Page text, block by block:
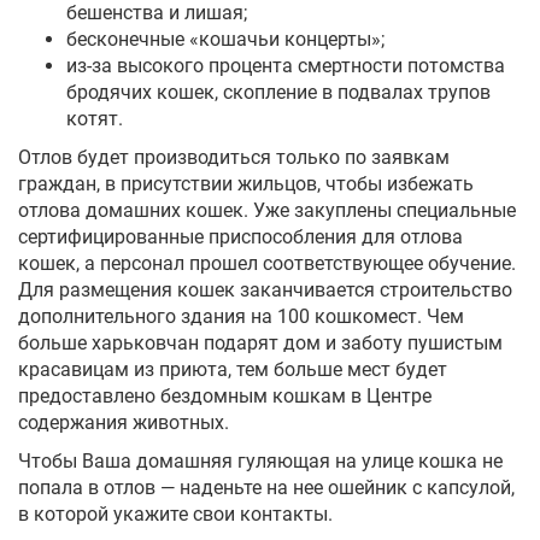
бешенства и лишая;
бесконечные «кошачьи концерты»;
из-за высокого процента смертности потомства
бродячих кошек, скопление в подвалах трупов
котят.
Отлов будет производиться только по заявкам
граждан, в присутствии жильцов, чтобы избежать
отлова домашних кошек. Уже закуплены специальные
сертифицированные приспособления для отлова
кошек, а персонал прошел соответствующее обучение.
Для размещения кошек заканчивается строительство
дополнительного здания на 100 кошкомест. Чем
больше харьковчан подарят дом и заботу пушистым
красавицам из приюта, тем больше мест будет
предоставлено бездомным кошкам в Центре
содержания животных.
Чтобы Ваша домашняя гуляющая на улице кошка не
попала в отлов — наденьте на нее ошейник с капсулой,
в которой укажите свои контакты.